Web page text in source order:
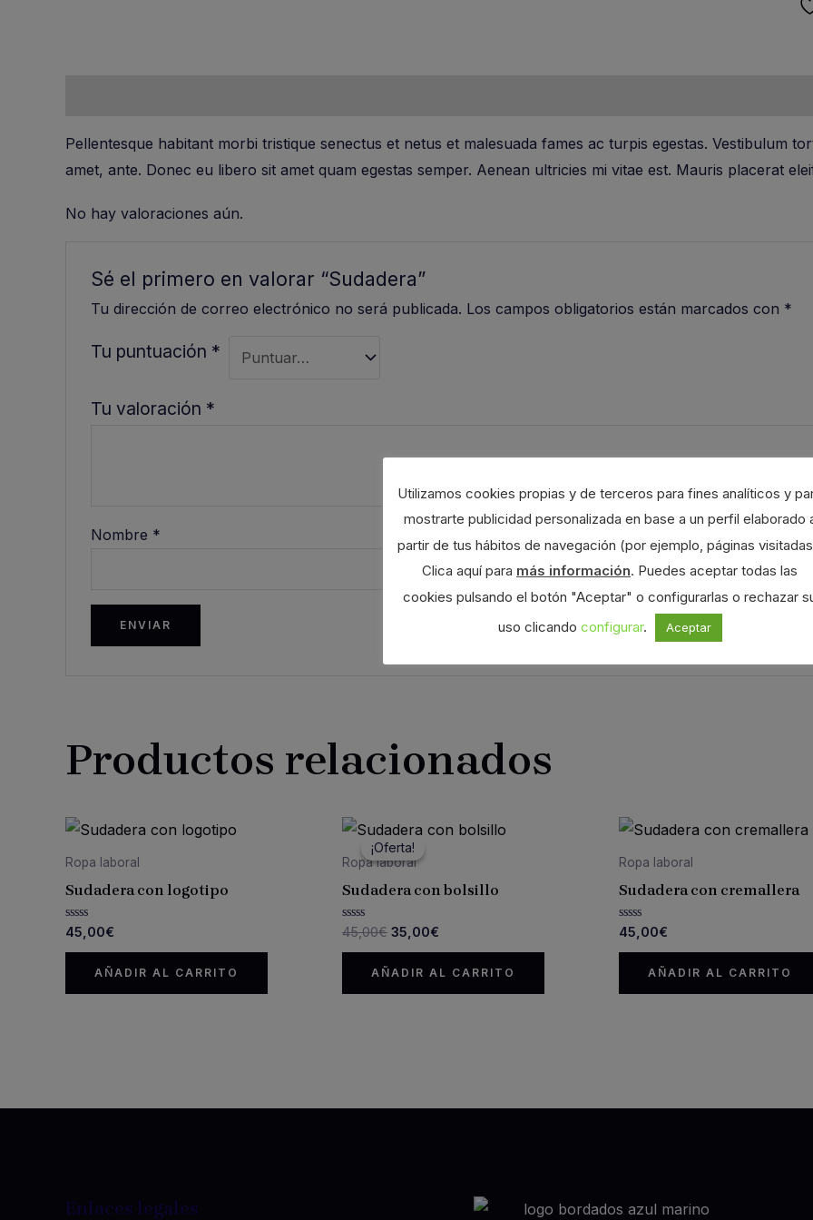
Pellentesque habitant morbi tristique senectus et netus et malesuada fames ac turpis egestas. Vestibulum
amet, ante. Donec eu libero sit amet quam egestas semper. Aenean ultricies mi vitae est. Mauris placerat
No hay valoraciones aún.
Sé el primero en valorar “Sudadera”
Tu dirección de correo electrónico no será publicada. Los campos obligatorios están marcados con *
Tu puntuación *
Tu valoración *
Nombre *
Productos relacionados
Ropa laboral
Sudadera con logotipo
Valorado
0
45,00€
AÑADIR AL CARRITO
¡Oferta!
¡Oferta!
Ropa laboral
Sudadera con bolsillo
Valorado
con
0
45,00€ El
era:
45,00€.
35,00€
es:
35,00€.
AÑADIR AL CARRITO
Ropa laboral
Sudadera con cremallera
Valorado
0
45,00€
AÑADIR AL CARRITO
Enlaces legales
Utilizamos cookies propias y de terceros para fines analíticos y
mostrarte publicidad personalizada en base a un perfil elaborado
partir de tus hábitos de navegación (por ejemplo, páginas
Clica aquí para más información. Puedes aceptar todas las
cookies pulsando el botón "Aceptar" o configurarlas o rechazar
uso clicando configurar. Aceptar